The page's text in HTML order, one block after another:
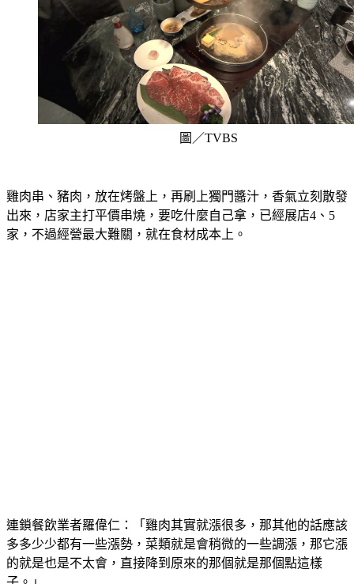
雞肉串、豬肉，放在烤盤上，再刷上獨門醬汁，香氣立刻散發
出來，店家主打平價串燒，要吃什麼自己拿，已經展店4、5
連鎖餐飲業者羅偉仁：「雞肉其實就漲很多，那其他的話應該
多多少少都有一些漲勢，菜類就是會稍微的一些調漲，那它漲